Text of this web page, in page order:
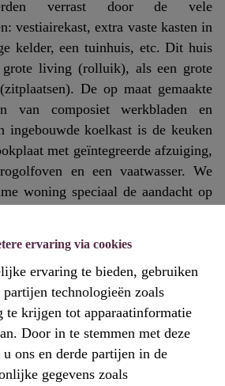
ervaring via cookies
ervaring te bieden, gebruiken
technologieën zoals
te krijgen tot apparaatinformatie
Door in te stemmen met deze
ons en derde partijen in de
gegevens zoals
verrast door de vele
vestiairekast, extra vaste kasten in
kelder, een tuinhuis, etc. Dit huis
grote living (rolluik), als een grote
De op maat gemaakte
van composiet werkbladen en
ingebouwde koelkast is de keuken
met geïntegreerde afzuiging,
en een vaatwasser. We
woning speciaal de aandacht op
de decoratieve houten accentwand.
terras (betontegels) en grassen
stadsomgeving. Op de 1e
de master bedroom een XL-
wastafel, een inloopdouche met
hangtoilet, plus plaats voor
De 2e verdieping telt nog